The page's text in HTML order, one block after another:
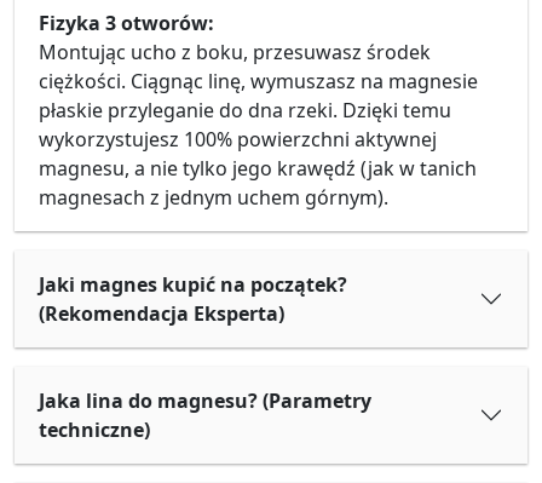
Fizyka 3 otworów:
Montując ucho z boku, przesuwasz środek
ciężkości. Ciągnąc linę, wymuszasz na magnesie
płaskie przyleganie do dna rzeki. Dzięki temu
wykorzystujesz 100% powierzchni aktywnej
magnesu, a nie tylko jego krawędź (jak w tanich
magnesach z jednym uchem górnym).
Jaki magnes kupić na początek?
(Rekomendacja Eksperta)
Jaka lina do magnesu? (Parametry
techniczne)